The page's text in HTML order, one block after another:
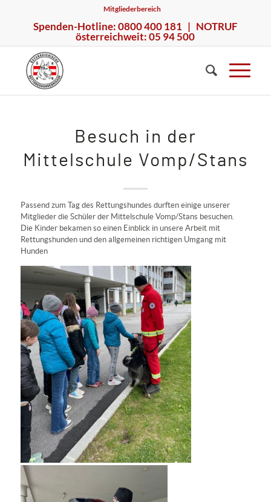
Mitgliederbereich
Spenden-Hotline: 0800 400 181 | NOTRUF
österreichweit: 05 94 500
Besuch in der
Mittelschule Vomp/Stans
Passend zum Tag des Rettungshundes durften einige unserer
Mitglieder die Schüler der Mittelschule Vomp/Stans besuchen.
Die Kinder bekamen so einen Einblick in unsere Arbeit mit
Rettungshunden und den allgemeinen richtigen Umgang mit
Hunden